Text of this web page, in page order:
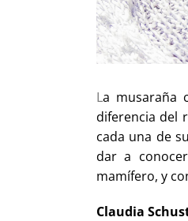
La musaraña
diferencia del
cada una de
dar a
mamífero, y
Claudia